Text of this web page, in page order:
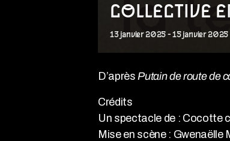
COLLECTIVE
13 janvier2025-15 janvier2025
D’après Putain de route de
Crédits
Un spectacle de : Cocotte
Mise en scène : Gwenaëlle